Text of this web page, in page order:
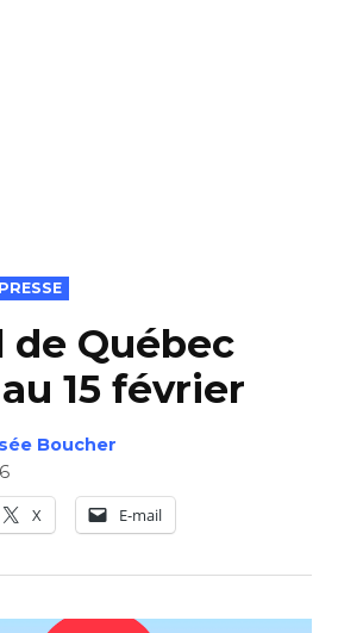
de Québec
15 février
Boucher
X E-mail